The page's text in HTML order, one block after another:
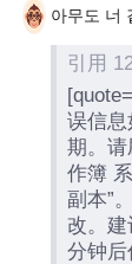
아무도 너
引用
误信息
期。请
作簿
副本”
改。
分钟